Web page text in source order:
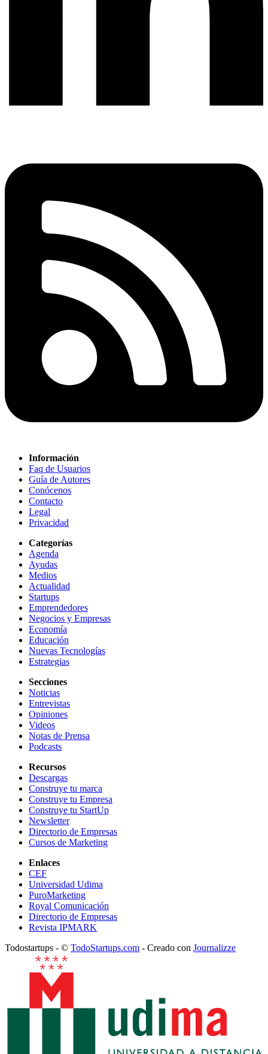
Información
Faq de Usuarios
Guía de Autores
Conócenos
Contacto
Legal
Privacidad
Categorías
Agenda
Ayudas
Medios
Actualidad
Startups
Emprendedores
Negocios y Empresas
Economía
Educación
Nuevas Tecnologías
Estrategias
Secciones
Noticias
Entrevistas
Opiniones
Videos
Notas de Prensa
Podcasts
Recursos
Descargas
Construye tu marca
Construye tu Empresa
Construye tu StartUp
Newsletter
Directorio de Empresas
Cursos de Marketing
Enlaces
CEF
Universidad Udima
PuroMarketing
Royal Comunicación
Directorio de Empresas
Revista IPMARK
Todostartups - © TodoStartups.com - Creado con Journalizze